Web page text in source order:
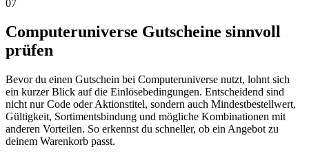
07
Computeruniverse Gutscheine sinnvoll
prüfen
Bevor du einen Gutschein bei Computeruniverse nutzt, lohnt sich
ein kurzer Blick auf die Einlösebedingungen. Entscheidend sind
nicht nur Code oder Aktionstitel, sondern auch Mindestbestellwert,
Gültigkeit, Sortimentsbindung und mögliche Kombinationen mit
anderen Vorteilen. So erkennst du schneller, ob ein Angebot zu
deinem Warenkorb passt.